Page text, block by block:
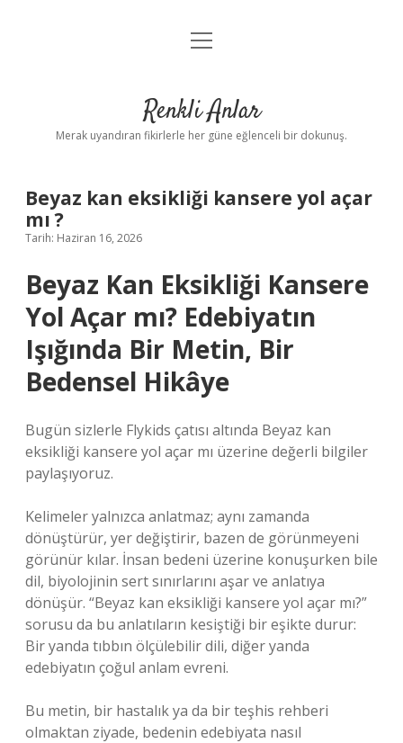
Anasayfa
Yasal Uyarı
menüyü
Renkli Anlar
Merak uyandıran fikirlerle her güne eğlenceli bir dokunuş.
Beyaz kan eksikliği kansere yol açar
mı ?
Tarih: Haziran 16, 2026
Beyaz Kan Eksikliği Kansere
Yol Açar mı? Edebiyatın
Işığında Bir Metin, Bir
Bedensel Hikâye
Bugün sizlerle Flykids çatısı altında Beyaz kan
eksikliği kansere yol açar mı üzerine değerli bilgiler
paylaşıyoruz.
Kelimeler yalnızca anlatmaz; aynı zamanda
dönüştürür, yer değiştirir, bazen de görünmeyeni
görünür kılar. İnsan bedeni üzerine konuşurken bile
dil, biyolojinin sert sınırlarını aşar ve anlatıya
dönüşür. “Beyaz kan eksikliği kansere yol açar mı?”
sorusu da bu anlatıların kesiştiği bir eşikte durur:
Bir yanda tıbbın ölçülebilir dili, diğer yanda
edebiyatın çoğul anlam evreni.
Bu metin, bir hastalık ya da bir teşhis rehberi
olmaktan ziyade, bedenin edebiyata nasıl